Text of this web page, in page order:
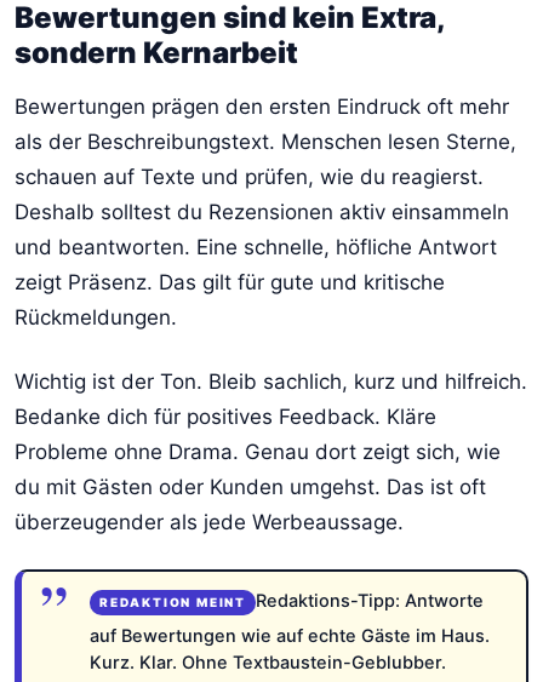
Bewertungen sind kein Extra,
sondern Kernarbeit
Bewertungen prägen den ersten Eindruck oft mehr
als der Beschreibungstext. Menschen lesen Sterne,
schauen auf Texte und prüfen, wie du reagierst.
Deshalb solltest du Rezensionen aktiv einsammeln
und beantworten. Eine schnelle, höfliche Antwort
zeigt Präsenz. Das gilt für gute und kritische
Rückmeldungen.
Wichtig ist der Ton. Bleib sachlich, kurz und hilfreich.
Bedanke dich für positives Feedback. Kläre
Probleme ohne Drama. Genau dort zeigt sich, wie
du mit Gästen oder Kunden umgehst. Das ist oft
überzeugender als jede Werbeaussage.
Redaktions-Tipp: Antworte
auf Bewertungen wie auf echte Gäste im Haus.
Kurz. Klar. Ohne Textbaustein-Geblubber.